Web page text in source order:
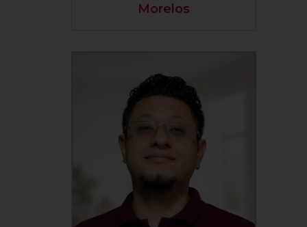
Morelos
VER PERFIL